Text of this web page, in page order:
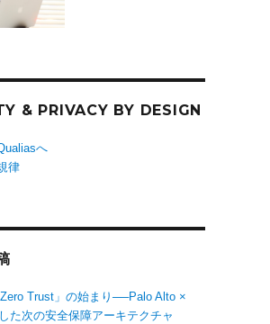
& PRIVACY BY DESIGN
へ
律
Zero Trust」の始まり──Palo Alto ×
た次の安全保障アーキテクチャ